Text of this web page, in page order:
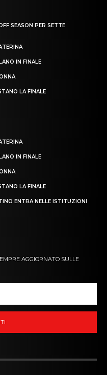
SEASON PER SETTE
IN FINALE
LA FINALE
IN FINALE
LA FINALE
ENTRA NELLE ISTITUZIONI
AGGIORNATO SULLE